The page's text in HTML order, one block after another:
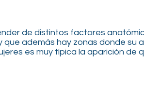
de distintos factores
que además hay zonas donde su
es muy típica la aparición de